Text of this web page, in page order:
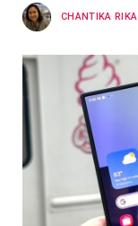
CHANTIKA RIKA